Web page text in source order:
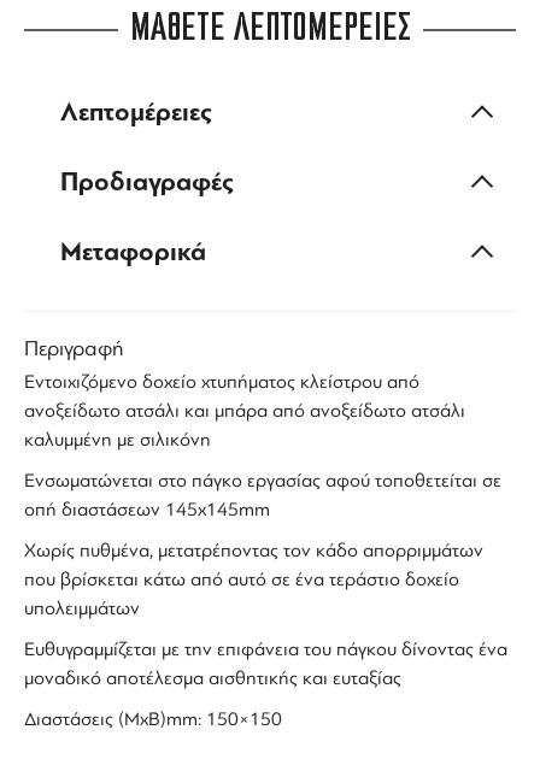
ΜΑΘΕΤΕ ΛΕΠΤΟΜΕΡΕΙΕΣ
Λεπτομέρειες
Προδιαγραφές
Μεταφορικά
Περιγραφή
Εντοιχιζόμενο δοχείο χτυπήματος κλείστρου από
ανοξείδωτο ατσάλι και μπάρα από ανοξείδωτο ατσάλι
καλυμμένη με σιλικόνη
Ενσωματώνεται στο πάγκο εργασίας αφού τοποθετείται σε
οπή διαστάσεων 145x145mm
Χωρίς πυθμένα, μετατρέποντας τον κάδο απορριμμάτων
που βρίσκεται κάτω από αυτό σε ένα τεράστιο δοχείο
υπολειμμάτων
Ευθυγραμμίζεται με την επιφάνεια του πάγκου δίνοντας ένα
μοναδικό αποτέλεσμα αισθητικής και ευταξίας
Διαστάσεις (ΜxB)mm: 150×150